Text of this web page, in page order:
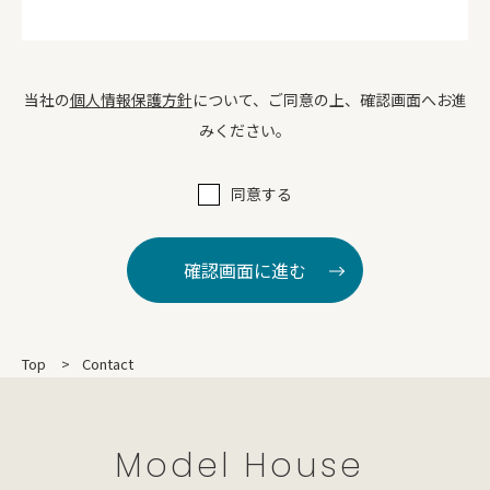
当社の個人情報保護方針について、ご同意の上、確認画面へお進
みください。
同意する
確認画面に進む
Top Contact
Model House